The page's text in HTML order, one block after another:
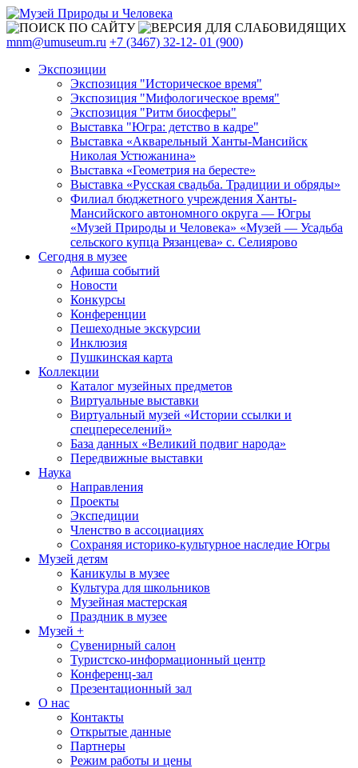
mnm@umuseum.ru +7 (3467) 32-12- 01 (900)
Экспозиции
Экспозиция "Историческое время"
Экспозиция "Мифологическое время"
Экспозиция "Ритм биосферы"
Выставка "Югра: детство в кадре"
Выставка «Акварельный Ханты-Мансийск
Николая Устюжанина»
Выставка «Геометрия на бересте»
Выставка «Русская свадьба. Традиции и обряды»
Филиал бюджетного учреждения Ханты-
Мансийского автономного округа — Югры
«Музей Природы и Человека» «Музей — Усадьба
сельского купца Рязанцева» с. Селиярово
Сегодня в музее
Афиша событий
Новости
Конкурсы
Конференции
Пешеходные экскурсии
Инклюзия
Пушкинская карта
Коллекции
Каталог музейных предметов
Виртуальные выставки
Виртуальный музей «Истории ссылки и
спецпереселений»
База данных «Великий подвиг народа»
Передвижные выставки
Наука
Направления
Проекты
Экспедиции
Членство в ассоциациях
Сохраняя историко-культурное наследие Югры
Музей детям
Каникулы в музее
Культура для школьников
Музейная мастерская
Праздник в музее
Музей +
Сувенирный салон
Туристско-информационный центр
Конференц-зал
Презентационный зал
О нас
Контакты
Открытые данные
Партнеры
Режим работы и цены